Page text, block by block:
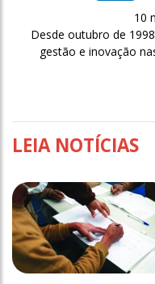
10
Desde outubro de
gestão e inovação
LEIA NOTÍCIAS